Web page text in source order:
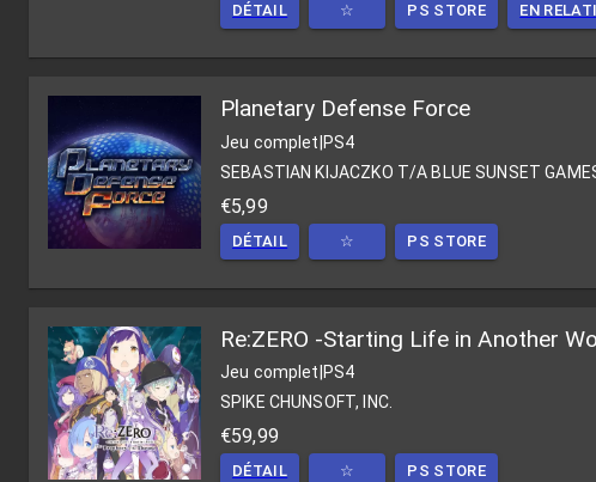
DÉTAIL ☆ PS STORE EN
Planetary Defense Force
Jeu complet PS4
SEBASTIAN KIJACZKO T/A BLUE SUNSET
€5,99
DÉTAIL ☆ PS STORE
Re:ZERO -Starting Life in Another
Jeu complet PS4
SPIKE CHUNSOFT, INC.
€59,99
DÉTAIL ☆ PS STORE